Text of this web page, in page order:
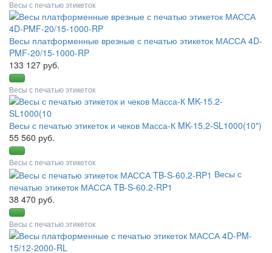
Весы с печатью этикеток
Весы платформенные врезные с печатью этикеток МАССА 4D-
PMF-20/15-1000-RP
133 127 руб.
Весы с печатью этикеток
Весы с печатью этикеток и чеков Масса-К MK-15.2-SL1000(10")
55 560 руб.
Весы с печатью этикеток
Весы с
печатью этикеток МАССА TB-S-60.2-RP1
38 470 руб.
Весы с печатью этикеток